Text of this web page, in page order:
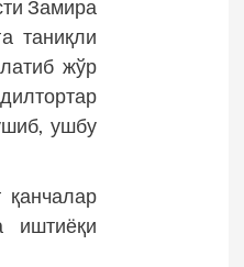
Замира
таниқли
жўр
ушбу
иштиёқи